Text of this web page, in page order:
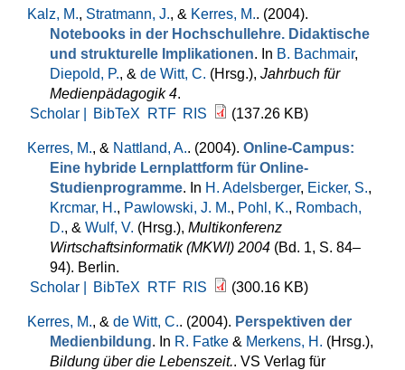
Kalz, M., Stratmann, J., & Kerres, M.. (2004).
Notebooks in der Hochschullehre. Didaktische
und strukturelle Implikationen. In B. Bachmair,
Diepold, P., & de Witt, C. (Hrsg.), Jahrbuch für
Medienpädagogik 4.
Scholar |
BibTeX RTF RIS (137.26 KB)
Kerres, M., & Nattland, A.. (2004). Online-Campus:
Eine hybride Lernplattform für Online-
Studienprogramme. In H. Adelsberger, Eicker, S.,
Krcmar, H., Pawlowski, J. M., Pohl, K., Rombach,
D., & Wulf, V. (Hrsg.), Multikonferenz
Wirtschaftsinformatik (MKWI) 2004 (Bd. 1, S. 84–
94). Berlin.
Scholar |
BibTeX RTF RIS (300.16 KB)
Kerres, M., & de Witt, C.. (2004). Perspektiven der
Medienbildung. In R. Fatke & Merkens, H. (Hrsg.),
Bildung über die Lebenszeit.. VS Verlag für